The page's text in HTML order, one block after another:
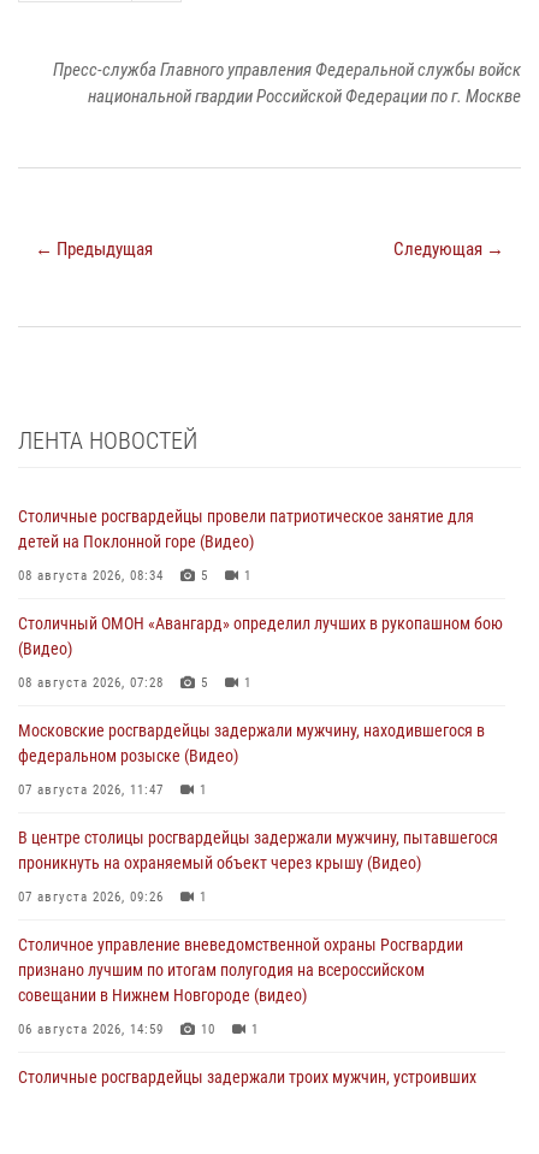
Пресс-служба Главного управления Федеральной службы войск
национальной гвардии Российской Федерации по г. Москве
← Предыдущая Следующая →
ЛЕНТА НОВОСТЕЙ
Столичные росгвардейцы провели патриотическое занятие для
детей на Поклонной горе (Видео)
08 августа 2026, 08:34 5 1
Столичный ОМОН «Авангард» определил лучших в рукопашном бою
(Видео)
08 августа 2026, 07:28 5 1
Московские росгвардейцы задержали мужчину, находившегося в
федеральном розыске (Видео)
07 августа 2026, 11:47 1
В центре столицы росгвардейцы задержали мужчину, пытавшегося
проникнуть на охраняемый объект через крышу (Видео)
07 августа 2026, 09:26 1
Столичное управление вневедомственной охраны Росгвардии
признано лучшим по итогам полугодия на всероссийском
совещании в Нижнем Новгороде (видео)
06 августа 2026, 14:59 10 1
Столичные росгвардейцы задержали троих мужчин, устроивших